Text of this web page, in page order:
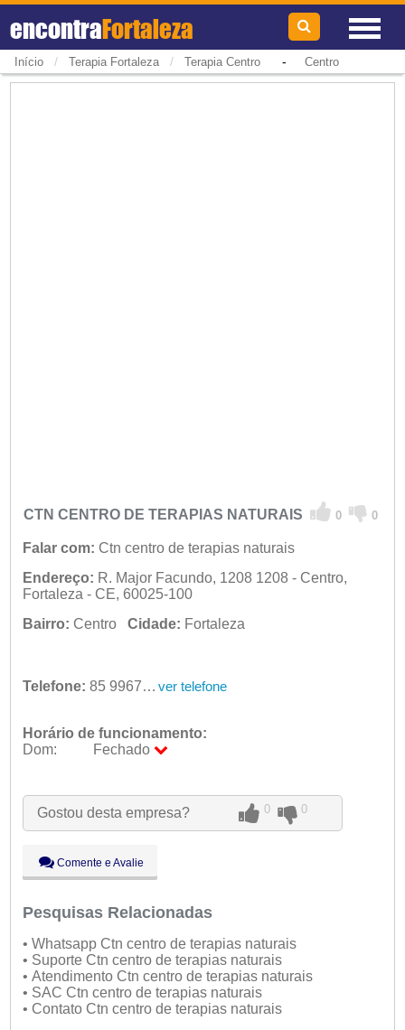
encontraFortaleza
Início / Terapia Fortaleza / Terapia Centro- Centro
CTN CENTRO DE TERAPIAS NATURAIS 0 0
Falar com: Ctn centro de terapias naturais
Endereço: R. Major Facundo, 1208 1208 - Centro,
Fortaleza - CE, 60025-100
Bairro: Centro Cidade: Fortaleza
Telefone: 85 99674-2955 ver telefone
Horário de funcionamento:
Dom:
Fechado
Qua:
09:00 - 18:00
Qui:
09:00 - 18:00
Sáb:
Dom:
Fechado
Gostou desta empresa? 0 0
Comente e Avalie
Pesquisas Relacionadas
• Whatsapp Ctn centro de terapias naturais
• Suporte Ctn centro de terapias naturais
• Atendimento Ctn centro de terapias naturais
• SAC Ctn centro de terapias naturais
• Contato Ctn centro de terapias naturais